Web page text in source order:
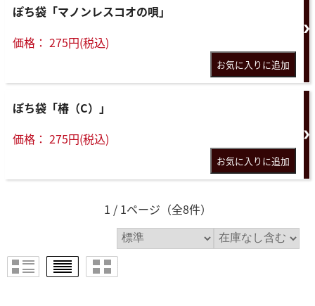
ぽち袋「マノンレスコオの唄」
価格： 275円(税込)
ぽち袋「椿（C）」
価格： 275円(税込)
1 / 1ページ （全8件）